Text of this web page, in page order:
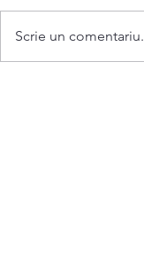
Scrie un